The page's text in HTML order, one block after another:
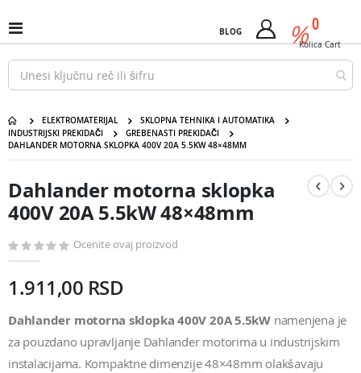
na
sadržaj
Uključi
/
isključi
Nav
BLOG %
Cart 0
Kolica Cart
ELEKTROMATERIJAL
SKLOPNA TEHNIKA I AUTOMATIKA
INDUSTRIJSKI PREKIDAČI
GREBENASTI PREKIDAČI
DAHLANDER MOTORNA SKLOPKA 400V 20A 5.5KW 48×48MM
kraj
galerije
slika
Dahlander motorna sklopka 400V 20A 5.5kW 48×48mm
početak
galerije
slika
Dahlander motorna sklopka
400V 20A 5.5kW 48×48mm
Ocenite ovaj proizvod
1.911,00 RSD
Dahlander motorna sklopka 400V 20A 5.5kW namenjena je
za pouzdano upravljanje Dahlander motorima u industrijskim
instalacijama. Kompaktne dimenzije 48×48mm olakšavaju